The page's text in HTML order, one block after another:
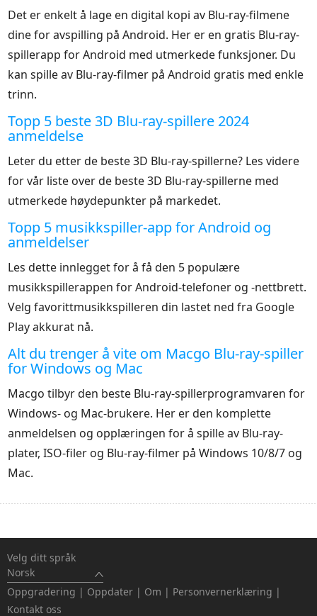
Det er enkelt å lage en digital kopi av Blu-ray-filmene
dine for avspilling på Android. Her er en gratis Blu-ray-
spillerapp for Android med utmerkede funksjoner. Du
kan spille av Blu-ray-filmer på Android gratis med enkle
trinn.
Topp 5 beste 3D Blu-ray-spillere 2024
anmeldelse
Leter du etter de beste 3D Blu-ray-spillerne? Les videre
for vår liste over de beste 3D Blu-ray-spillerne med
utmerkede høydepunkter på markedet.
Topp 5 musikkspiller-app for Android og
anmeldelser
Les dette innlegget for å få den 5 populære
musikkspillerappen for Android-telefoner og -nettbrett.
Velg favorittmusikkspilleren din lastet ned fra Google
Play akkurat nå.
Alt du trenger å vite om Macgo Blu-ray-spiller
for Windows og Mac
Macgo tilbyr den beste Blu-ray-spillerprogramvaren for
Windows- og Mac-brukere. Her er den komplette
anmeldelsen og opplæringen for å spille av Blu-ray-
plater, ISO-filer og Blu-ray-filmer på Windows 10/8/7 og
Mac.
Oppgradering | Oppdater | Om | Personvernerklæring |
Kontakt oss
Velg ditt språk
Norsk